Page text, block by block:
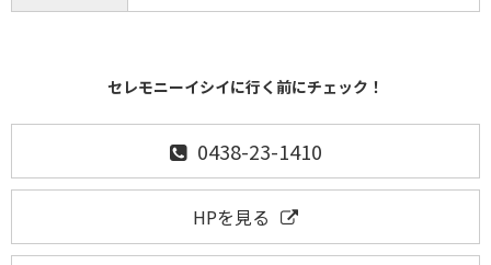
セレモニーイシイに行く前にチェック！
0438-23-1410
HPを見る